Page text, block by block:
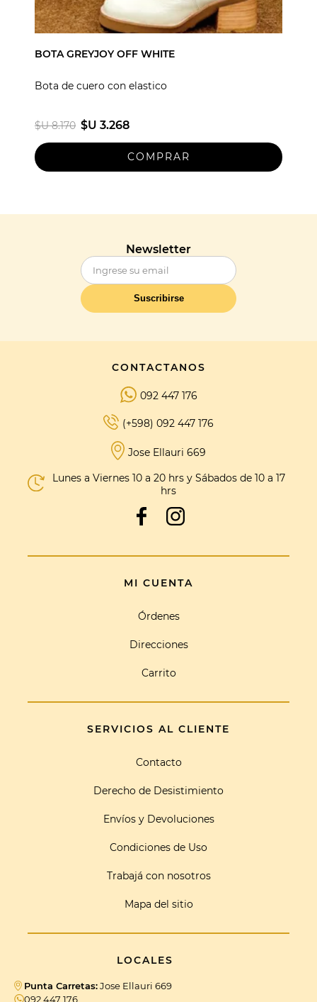
BOTA GREYJOY OFF WHITE
Bota de cuero con elastico
$U 8.170 $U 3.268
Newsletter
Suscribirse
CONTACTANOS
092 447 176
(+598) 092 447 176
Jose Ellauri 669
Lunes a Viernes 10 a 20 hrs y Sábados de 10 a 17
hrs
MI CUENTA
Órdenes
Direcciones
Carrito
SERVICIOS AL CLIENTE
Contacto
Derecho de Desistimiento
Envíos y Devoluciones
Condiciones de Uso
Trabajá con nosotros
Mapa del sitio
LOCALES
Punta Carretas:Jose Ellauri 669
092 447 176